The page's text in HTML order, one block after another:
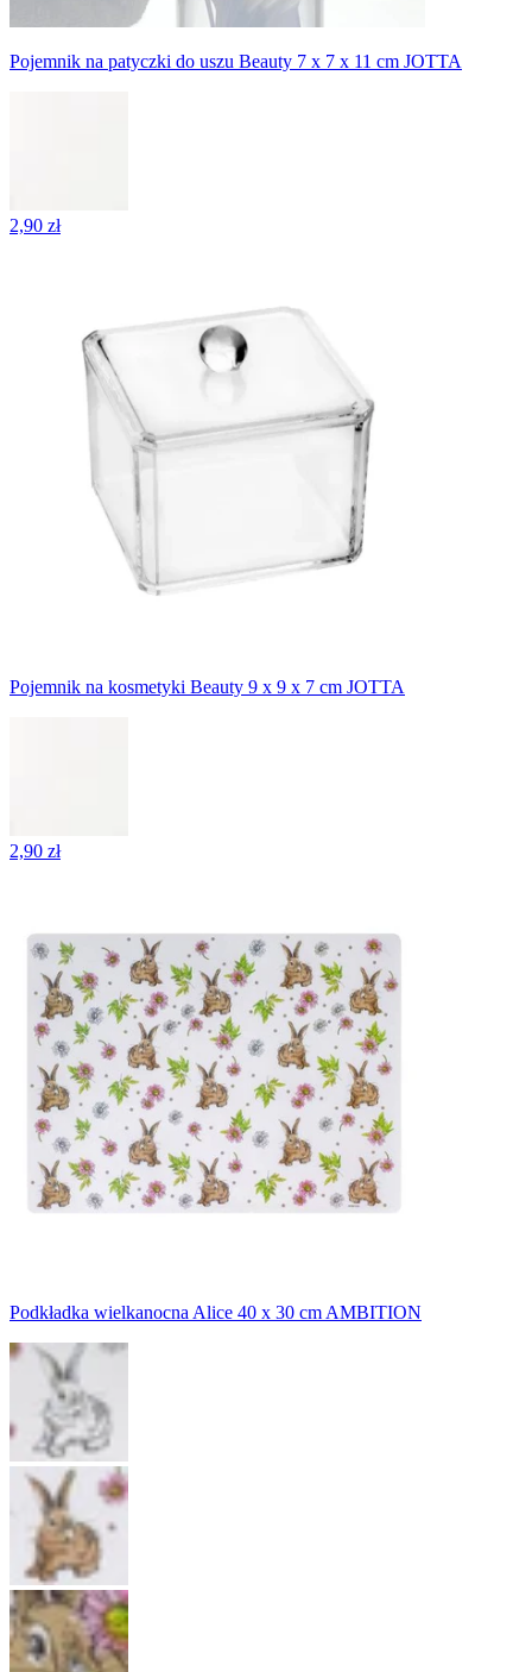
Pojemnik na patyczki do uszu Beauty 7 x 7 x 11 cm JOTTA
2,90 zł
Pojemnik na kosmetyki Beauty 9 x 9 x 7 cm JOTTA
2,90 zł
Podkładka wielkanocna Alice 40 x 30 cm AMBITION